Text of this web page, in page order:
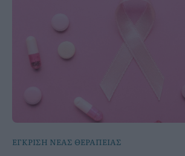
ΕΓΚΡΙΣΗ ΝΕΑΣ ΘΕΡΑΠΕΙΑΣ